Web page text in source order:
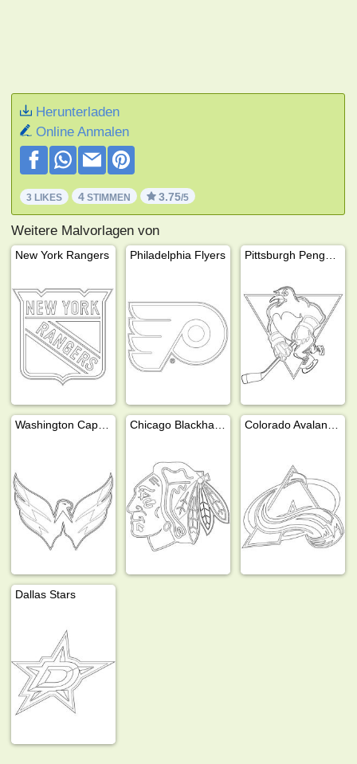
Herunterladen
Online Anmalen
3 LIKES 4 STIMMEN 3.75/5
Weitere Malvorlagen von
New York Rangers Philadelphia Flyers
Dallas Stars